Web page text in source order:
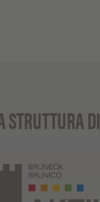
STRUTTURA DI